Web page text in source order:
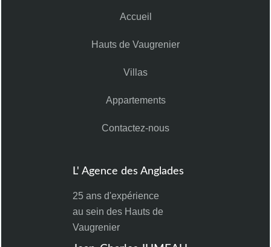
Accueil
Hauts de Vaugrenier
Villas
Appartements
Contactez-nous
L' Agence des Anglades
25 ans d'expérience
au sein des Hauts de
Vaugrenier